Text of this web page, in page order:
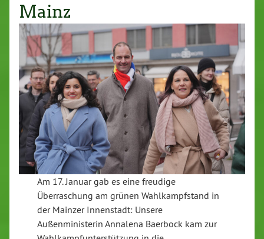
Mainz
Am 17. Januar gab es eine freudige
Überraschung am grünen Wahlkampfstand in
der Mainzer Innenstadt: Unsere
Außenministerin Annalena Baerbock kam zur